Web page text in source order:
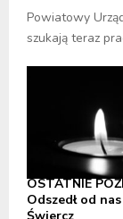
Powiatowy
szukają teraz
OSTATNIE
Odszedł od